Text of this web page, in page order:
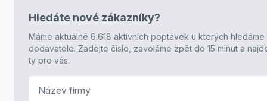
Hledáte nové zákazníky?
Máme aktuálně 6.618 aktivních poptávek u kterých hledáme
dodavatele. Zadejte číslo, zavoláme zpět do 15 minut a
ty pro vás.